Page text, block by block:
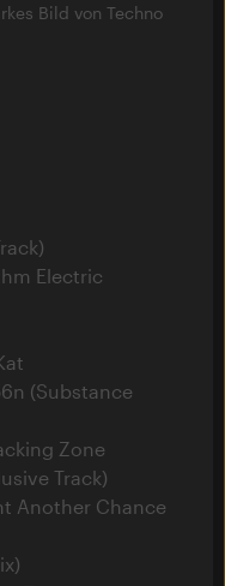
Bild von Techno
Electric
(Substance
Zone
Track)
Another Chance